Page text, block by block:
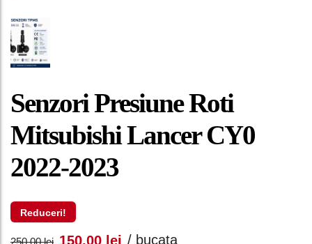
Senzori Presiune Roti
Mitsubishi Lancer CY0
2022-2023
Reduceri!
250,00lei Prețul
150,00 lei Prețul
/ bucata